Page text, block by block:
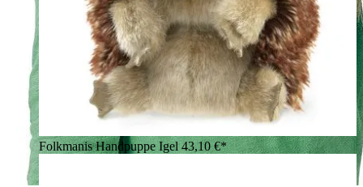
Folkmanis Handpuppe Igel43,10 €*